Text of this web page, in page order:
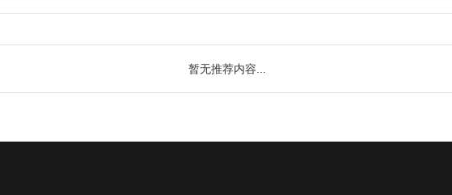
暂无推荐内容...